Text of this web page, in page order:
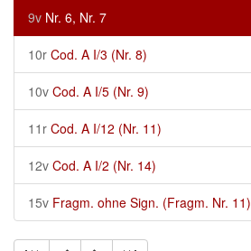
9v Nr. 6, Nr. 7
10r Cod. A I/3 (Nr. 8)
10v Cod. A I/5 (Nr. 9)
11r Cod. A I/12 (Nr. 11)
12v Cod. A I/2 (Nr. 14)
15v Fragm. ohne Sign. (Fragm. Nr. 11)